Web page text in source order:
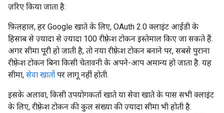
ज़रिए किया जाता है.
फ़िलहाल, हर Google खाते के लिए, OAuth 2.0 क्लाइंट आईडी के
हिसाब से ज़्यादा से ज़्यादा 100 रीफ़्रेश टोकन इस्तेमाल किए जा सकते हैं.
अगर सीमा पूरी हो जाती है, तो नया रीफ़्रेश टोकन बनाने पर, सबसे पुराना
रीफ़्रेश टोकन बिना किसी चेतावनी के अपने-आप अमान्य हो जाता है. यह
सीमा, सेवा खातों पर लागू नहीं होती.
इसके अलावा, किसी उपयोगकर्ता खाते या सेवा खाते के पास सभी क्लाइंट
के लिए, रीफ़्रेश टोकन की कुल संख्या की ज़्यादा सीमा भी होती है.